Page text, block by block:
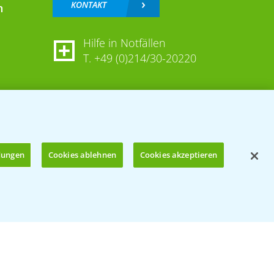
KONTAKT
Hilfe in Notfällen
T. +49 (0)214/30-20220
Cookies ablehnen Cookies akzeptieren